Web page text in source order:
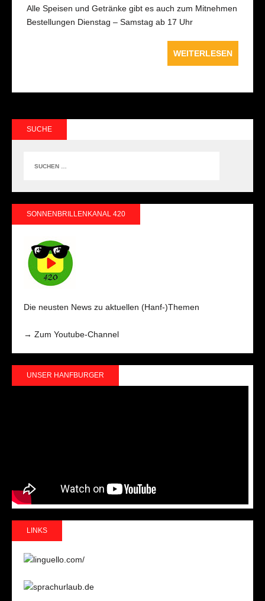
Alle Speisen und Getränke gibt es auch zum Mitnehmen
Bestellungen Dienstag – Samstag ab 17 Uhr
WEITERLESEN
SUCHE
SONNENBRILLENKANAL 420
Die neusten News zu aktuellen (Hanf-)Themen
→ Zum Youtube-Channel
UNSER HANFBURGER
LINKS